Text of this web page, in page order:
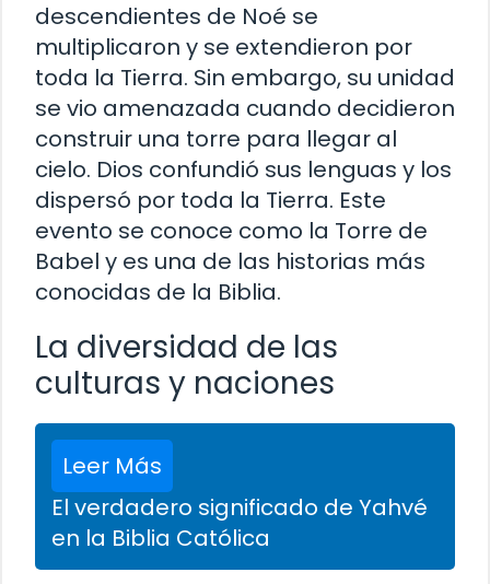
descendientes de Noé se
multiplicaron y se extendieron por
toda la Tierra. Sin embargo, su unidad
se vio amenazada cuando decidieron
construir una torre para llegar al
cielo. Dios confundió sus lenguas y los
dispersó por toda la Tierra. Este
evento se conoce como la Torre de
Babel y es una de las historias más
conocidas de la Biblia.
La diversidad de las
culturas y naciones
Leer Más
El verdadero significado de Yahvé
en la Biblia Católica